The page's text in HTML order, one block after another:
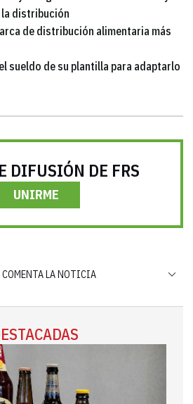
la distribución
de distribución alimentaria más
sueldo de su plantilla para adaptarlo
DIFUSIÓN DE FRS
UNIRME
COMENTA LA NOTICIA